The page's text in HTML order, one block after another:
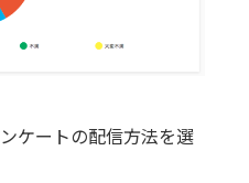
ケートの配信方法を選